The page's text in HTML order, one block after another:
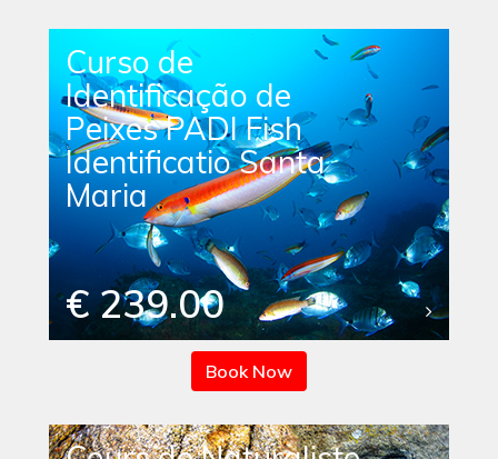
Curso de
Identificação de
Peixes PADI Fish
Identificatio Santa
Maria
€ 239.00
Book Now